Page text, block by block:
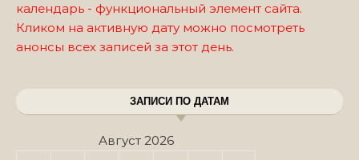
календарь - функциональный элемент сайта.
Кликом на активную дату можно посмотреть
анонсы всех записей за этот день.
ЗАПИСИ ПО ДАТАМ
Август 2026